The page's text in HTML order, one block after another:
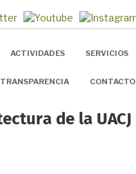
ACTIVIDADES SERVICIOS
TRANSPARENCIA CONTACTO
de la UACJ